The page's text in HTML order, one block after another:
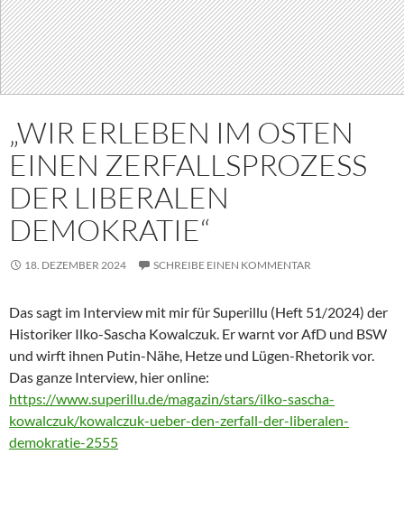
„WIR ERLEBEN IM OSTEN
EINEN ZERFALLSPROZESS
DER LIBERALEN
DEMOKRATIE“
18. DEZEMBER 2024 SCHREIBE EINEN KOMMENTAR
Das sagt im Interview mit mir für Superillu (Heft 51/2024) der
Historiker Ilko-Sascha Kowalczuk. Er warnt vor AfD und BSW
und wirft ihnen Putin-Nähe, Hetze und Lügen-Rhetorik vor.
Das ganze Interview, hier online:
https://www.superillu.de/magazin/stars/ilko-sascha-
kowalczuk/kowalczuk-ueber-den-zerfall-der-liberalen-
demokratie-2555